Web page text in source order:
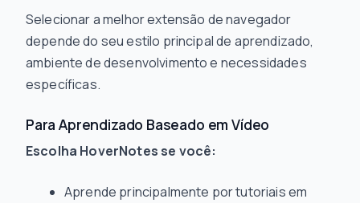
Selecionar a melhor extensão de navegador
depende do seu estilo principal de aprendizado,
ambiente de desenvolvimento e necessidades
específicas.
Para Aprendizado Baseado em Vídeo
Escolha HoverNotes se você:
Aprende principalmente por tutoriais em